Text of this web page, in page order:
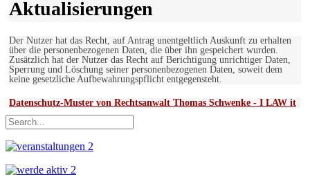
Aktualisierungen
Der Nutzer hat das Recht, auf Antrag unentgeltlich Auskunft zu erhalten
über die personenbezogenen Daten, die über ihn gespeichert wurden.
Zusätzlich hat der Nutzer das Recht auf Berichtigung unrichtiger Daten,
Sperrung und Löschung seiner personenbezogenen Daten, soweit dem
keine gesetzliche Aufbewahrungspflicht entgegensteht.
Datenschutz-Muster von Rechtsanwalt Thomas Schwenke - I LAW it